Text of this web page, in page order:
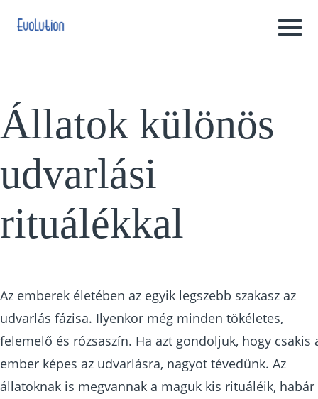
Állatok különös
udvarlási
rituálékkal
Az emberek életében az egyik legszebb szakasz az
udvarlás fázisa. Ilyenkor még minden tökéletes,
felemelő és rózsaszín. Ha azt gondoljuk, hogy csakis
ember képes az udvarlásra, nagyot tévedünk. Az
állatoknak is megvannak a maguk kis rituáléik, habár